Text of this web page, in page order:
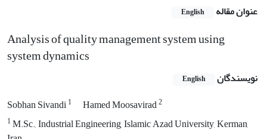
عنوان مقاله English
Analysis of quality management system using
system dynamics
نویسندگان English
Sobhan Sivandi1 Hamed Moosavirad2
1M.Sc., Industrial Engineering, Islamic Azad University, Kerman,